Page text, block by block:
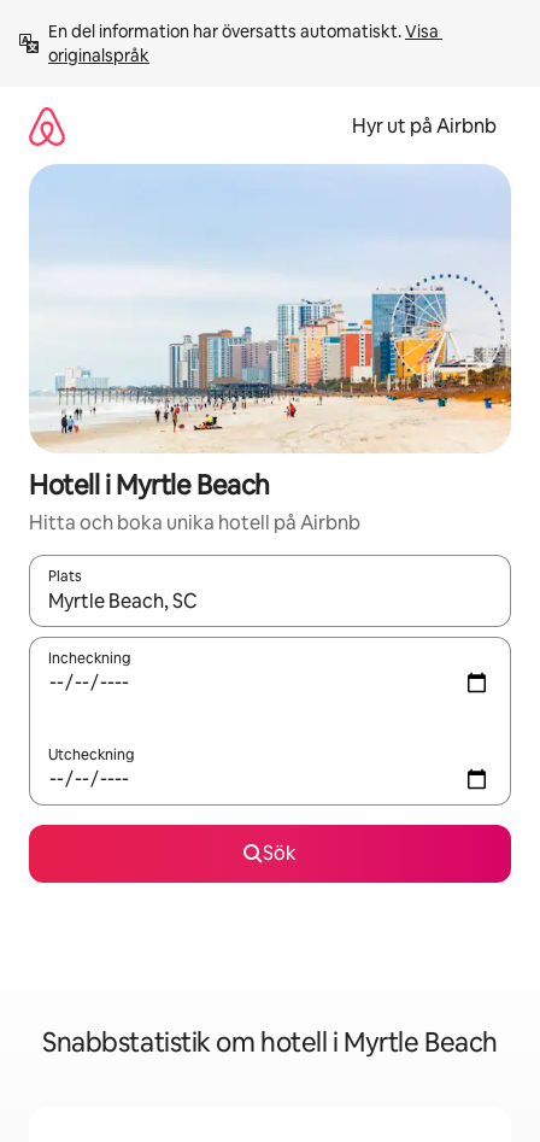
innehåll
En del information har översatts automatiskt. Visa
originalspråk
Hyr ut på Airbnb
Hotell i Myrtle Beach
Hitta och boka unika hotell på Airbnb
Plats
När resultaten är tillgängliga kan du navigera med upp- och
Incheckning
Utcheckning
Sök
Snabbstatistik om hotell i Myrtle Beach